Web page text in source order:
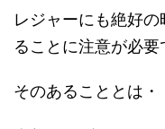
レジャーにも絶好
ることに注意が必要
そのあることとは・